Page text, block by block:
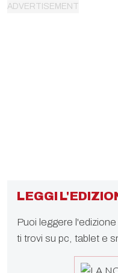
LEGGI
Puoi leggere
ti trovi su pc, tablet e